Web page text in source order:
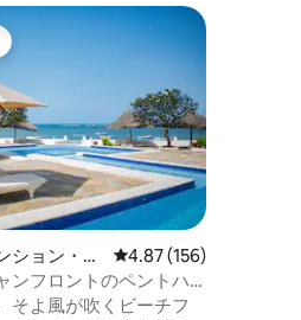
星の平均評価
ション・ア
レビュー156件、5つ
4.87 (156)
ンフロントのペントハ
ウスキーピング
そよ風が吹くビーチフ